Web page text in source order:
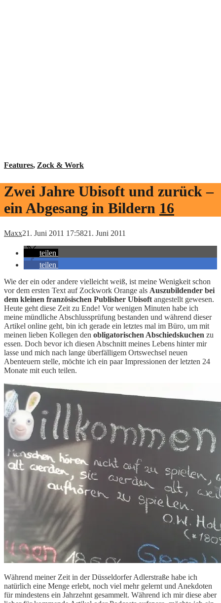
Features, Zock & Work
Zwei Jahre Ubisoft und zurück –
ein Abgesang in Bildern 16
Maxx21. Juni 2011 17:5821. Juni 2011
teilen
teilen
Wie der ein oder andere vielleicht weiß, ist meine Wenigkeit schon
vor dem ersten Text auf Zockwork Orange als Auszubildender bei
dem kleinen französischen Publisher Ubisoft angestellt gewesen.
Heute geht diese Zeit zu Ende! Vor wenigen Minuten habe ich
meine mündliche Abschlussprüfung bestanden und während dieser
Artikel online geht, bin ich gerade ein letztes mal im Büro, um mit
meinen lieben Kollegen den obligatorischen Abschiedskuchen zu
essen. Doch bevor ich diesen Abschnitt meines Lebens hinter mir
lasse und mich nach lange überfälligem Ortswechsel neuen
Abenteuern stelle, möchte ich ein paar Impressionen der letzten 24
Monate mit euch teilen.
Während meiner Zeit in der Düsseldorfer Adlerstraße habe ich
natürlich eine Menge erlebt, noch viel mehr gelernt und Anekdoten
für mindestens ein Jahrzehnt gesammelt. Während ich mir diese aber